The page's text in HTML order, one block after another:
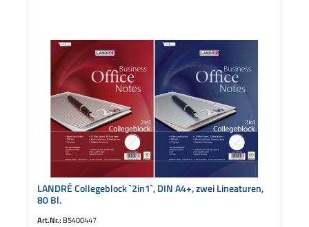
LANDRÉ Collegeblock `2in1`, DIN A4+, zwei Lineaturen,
80 Bl.
Art.Nr.: B5400447